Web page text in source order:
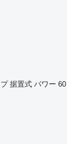
据置式 パワー 60